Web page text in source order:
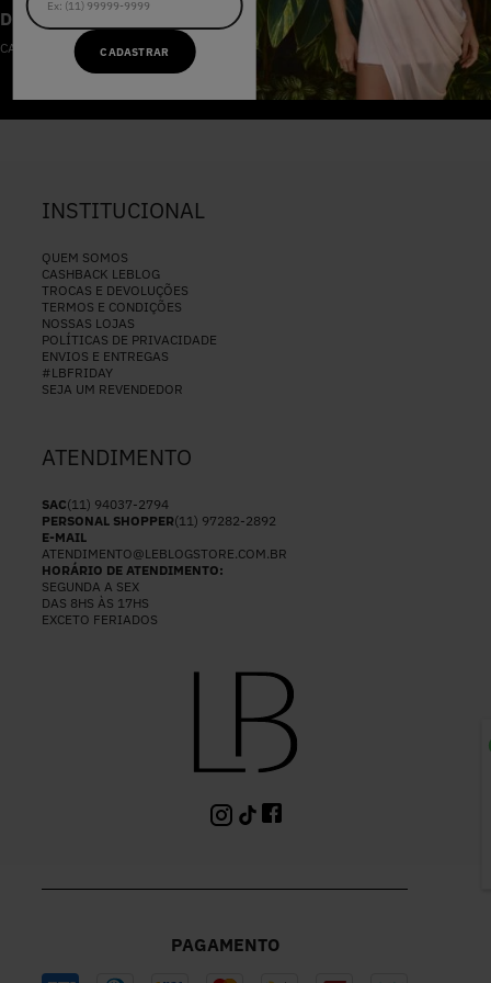
CADASTRAR
DESCONTOS IMPERDÍVEIS
CADASTRE-SE NA NOSSA NEWSLETTER
CADASTRAR
INSTITUCIONAL
QUEM SOMOS
CASHBACK LEBLOG
TROCAS E DEVOLUÇÕES
TERMOS E CONDIÇÕES
NOSSAS LOJAS
POLÍTICAS DE PRIVACIDADE
ENVIOS E ENTREGAS
#LBFRIDAY
SEJA UM REVENDEDOR
ATENDIMENTO
SAC(11) 94037-2794
PERSONAL SHOPPER(11) 97282-2892
E-MAIL
ATENDIMENTO@LEBLOGSTORE.COM.BR
HORÁRIO DE ATENDIMENTO:
SEGUNDA A SEX
DAS 8HS ÀS 17HS
EXCETO FERIADOS
PAGAMENTO